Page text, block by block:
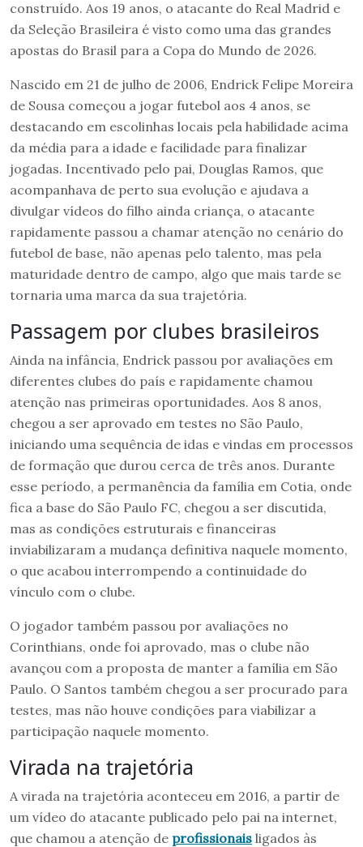
construído. Aos 19 anos, o atacante do Real Madrid e
da Seleção Brasileira é visto como uma das grandes
apostas do Brasil para a Copa do Mundo de 2026.
Nascido em 21 de julho de 2006, Endrick Felipe Moreira
de Sousa começou a jogar futebol aos 4 anos, se
destacando em escolinhas locais pela habilidade acima
da média para a idade e facilidade para finalizar
jogadas. Incentivado pelo pai, Douglas Ramos, que
acompanhava de perto sua evolução e ajudava a
divulgar vídeos do filho ainda criança, o atacante
rapidamente passou a chamar atenção no cenário do
futebol de base, não apenas pelo talento, mas pela
maturidade dentro de campo, algo que mais tarde se
tornaria uma marca da sua trajetória.
Passagem por clubes brasileiros
Ainda na infância, Endrick passou por avaliações em
diferentes clubes do país e rapidamente chamou
atenção nas primeiras oportunidades. Aos 8 anos,
chegou a ser aprovado em testes no São Paulo,
iniciando uma sequência de idas e vindas em processos
de formação que durou cerca de três anos. Durante
esse período, a permanência da família em Cotia, onde
fica a base do São Paulo FC, chegou a ser discutida,
mas as condições estruturais e financeiras
inviabilizaram a mudança definitiva naquele momento,
o que acabou interrompendo a continuidade do
vínculo com o clube.
O jogador também passou por avaliações no
Corinthians, onde foi aprovado, mas o clube não
avançou com a proposta de manter a família em São
Paulo. O Santos também chegou a ser procurado para
testes, mas não houve condições para viabilizar a
participação naquele momento.
Virada na trajetória
A virada na trajetória aconteceu em 2016, a partir de
um vídeo do atacante publicado pelo pai na internet,
que chamou a atenção de profissionais ligados às